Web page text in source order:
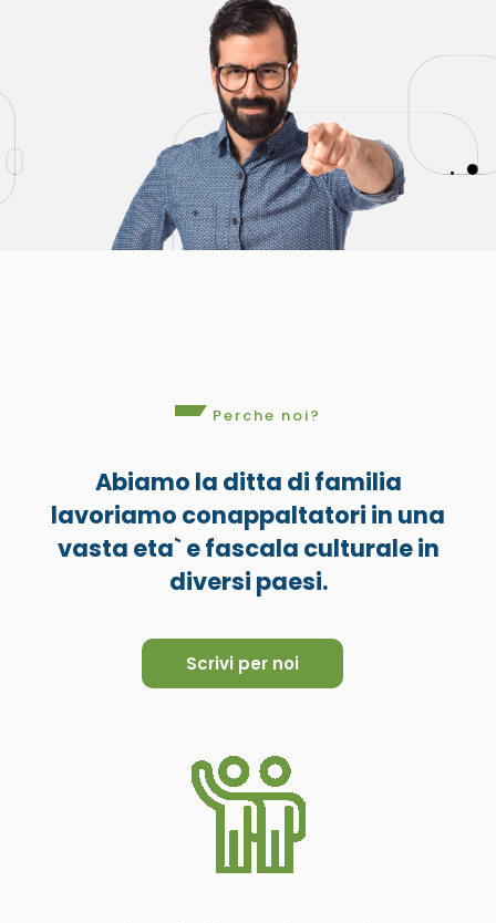
Perche noi?
Abiamo la ditta di familia
lavoriamo conappaltatori in una
vasta eta` e fascala culturale in
diversi paesi.
Scrivi per noi